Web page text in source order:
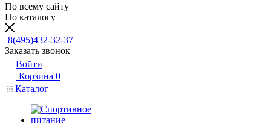
По всему сайту
По каталогу
8(495)432-32-37
Заказать звонок
Войти
Корзина 0
Каталог